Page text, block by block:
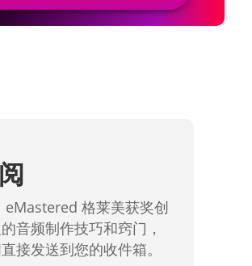
eMastered 格莱美获奖创
音频制作技巧和窍门，
接发送到您的收件箱。